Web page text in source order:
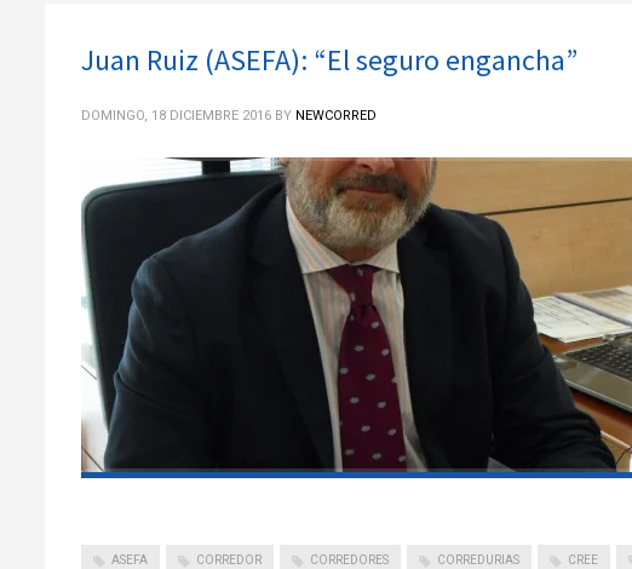
Juan Ruiz (ASEFA): “El seguro engancha”
DOMINGO, 18 DICIEMBRE 2016 BY NEWCORRED
ASEFA CORREDOR CORREDORES CORREDURIAS CREE